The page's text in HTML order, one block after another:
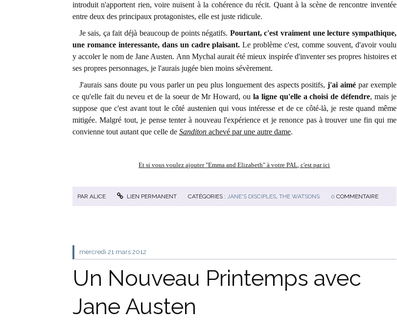
introduit n'apportent rien, voire nuisent à la cohérence du récit. Quant à la scène de rencontre inventée
entre deux des principaux protagonistes, elle est juste ridicule.
Je sais, ça fait déjà beaucoup de points négatifs. Pourtant, c'est vraiment une lecture sympathique,
une romance interessante, dans un cadre plaisant. Le problème c'est, comme souvent, d'avoir voulu
y accoler le nom de Jane Austen. Ann Mychal aurait été mieux inspirée d'inventer ses propres histoires et
ses propres personnages, je l'aurais jugée bien moins sévèrement.
J'aurais sans doute pu vous parler un peu plus longuement des aspects positifs,j'ai aimé par exemple
ce qu'elle fait du neveu et de la soeur de Mr Howard, oula ligne qu'elle a choisi de défendre, mais je
suppose que c'est avant tout le côté austenien qui vous intéresse et de ce côté-là, je reste quand même
mitigée. Malgré tout, je pense tenter à nouveau l'expérience et je renonce pas à trouver une fin qui me
convienne tout autant que celle de Sanditon achevé par une autre dame.
Et si vous voulez ajouter "Emma and Elizabeth" à votre PAL, c'est par ici
PAR ALICE LIEN PERMANENT CATÉGORIES : JANE'S DISCIPLES ,THE WATSONS 0 COMMENTAIRE
mercredi 21 mars 2012
Un Nouveau Printemps avec
Jane Austen